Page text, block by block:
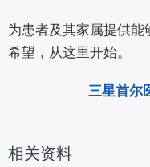
为患者及其家属提供能
希望，从这里开始。
三星首尔
相关资料